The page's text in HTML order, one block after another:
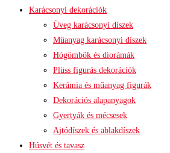
Karácsonyi dekorációk
Üveg karácsonyi díszek
Műanyag karácsonyi díszek
Hógömbök és diorámák
Plüss figurás dekorációk
Kerámia és műanyag figurák
Dekorációs alapanyagok
Gyertyák és mécsesek
Ajtódíszek és ablakdíszek
Húsvét és tavasz